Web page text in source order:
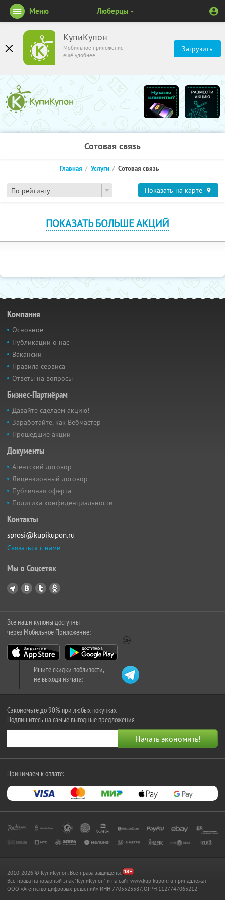
КупиКупон
Мобильное приложение
ещё удобнее
Загрузить
Меню Люберцы
Сотовая связь
По рейтингу
Главная Услуги Сотовая связь
Показать на карте
ПОКАЗАТЬ БОЛЬШЕ АКЦИЙ
Компания
Основное
Публикации о нас
Вакансии
Правила сервиса
Ответы на вопросы
Бизнес-Партнёрам
Давайте сделаем акцию!
Заработайте, как Вебмастер
Прошедшие акции
Документы
Агентский договор
Лицензионный договор
Публичная оферта
Политика конфиденциальности
Контакты
sprosi@kupikupon.ru
Связаться с нами
Мы в Соцсетях
Все наши купоны доступны
через Мобильное Приложение:
Ищите скидки поблизости,
не выходя из чата:
Сэкономьте до 90% при любых покупках
Подпишитесь на самые выгодные предложения
Принимаем к оплате:
2010-2026 © КупиКупон. Все права защищены.
Все права на товарный знак "КупиКупон" и на сайт www.kupikupon.ru принадлежат
OOO «Агентство цифровых решений» ИНН 7705523387, ОГРН 1127747063212